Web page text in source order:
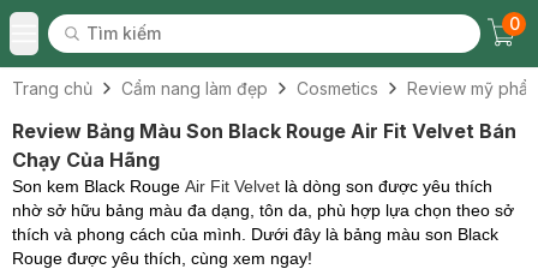
Toggle Menu
Tìm kiếm
Tìm kiếm
0
Trang chủ Cẩm nang làm đẹp Cosmetics Review mỹ
Review Bảng Màu Son Black Rouge Air Fit Velvet Bán
Chạy Của Hãng
Son kem Black Rouge Air Fit Velvet là dòng son được yêu thích
nhờ sở hữu bảng màu đa dạng, tôn da, phù hợp lựa chọn theo sở
thích và phong cách của mình. Dưới đây là bảng màu son Black
Rouge được yêu thích, cùng xem ngay!